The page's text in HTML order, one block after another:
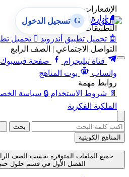
الإشعارات
🔔 إدارة الإشعارات
التطبيقات
🤖 تحميل تطبيق أندرويد  تحميل
التواصل الاجتماعي | الصف الرابع
قناة تيليجرام
صفحة فيسبوك
واتساب
بوت المناهج
روابط مهمة
📄 شروط الاستخدام 🔒 سياسة
الملكية الفكرية
G تسجيل الدخول
بحث
المناهج الكويتية
جميع الملفات المتوفرة بحسب الصف
الفصل الأول في قسم حلول حتى تاريخ